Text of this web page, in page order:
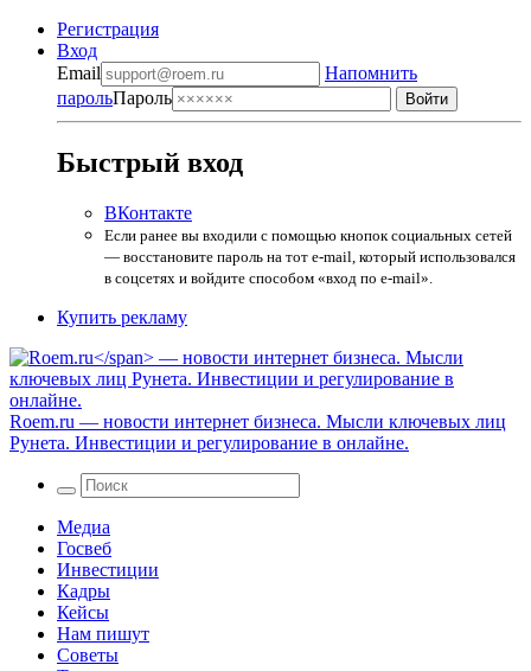
Регистрация
Вход
Email
Напомнить
парольПароль
Быстрый вход
ВКонтакте
Если ранее вы входили с помощью кнопок социальных сетей
— восстановите пароль на тот e-mail, который использовался
в соцсетях и войдите способом «вход по e-mail».
Купить рекламу
Roem.ru — новости интернет бизнеса. Мысли ключевых лиц
Рунета. Инвестиции и регулирование в онлайне.
Медиа
Госвеб
Инвестиции
Кадры
Кейсы
Нам пишут
Советы